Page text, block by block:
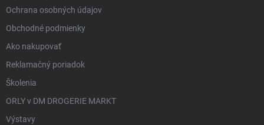
Ochrana osobných údajov
Obchodné podmienky
Ako nakupovať
Reklamačný poriadok
Školenia
ORLY v DM DROGERIE MARKT
Výstavy